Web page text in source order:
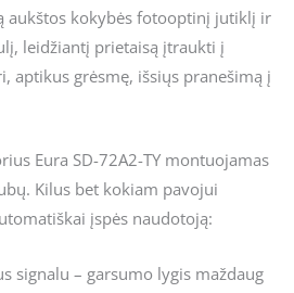
aukštos kokybės fotooptinį jutiklį ir
leidžiantį prietaisą įtraukti į
aptikus grėsmę, išsiųs pranešimą į
Eura SD-72A2-TY montuojamas
Kilus bet kokiam pavojui
įspės naudotoją:
signalu – garsumo lygis maždaug